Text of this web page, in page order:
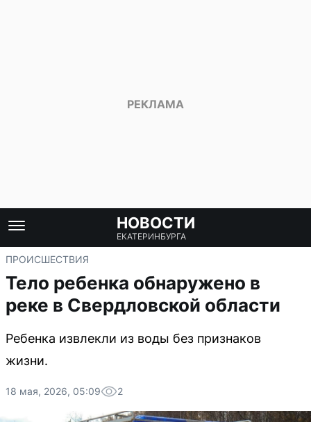
НОВОСТИ
ЕКАТЕРИНБУРГА
ПРОИСШЕСТВИЯ
Тело ребенка обнаружено в
реке в Свердловской области
Ребенка извлекли из воды без признаков
жизни.
18 мая, 2026, 05:09 2